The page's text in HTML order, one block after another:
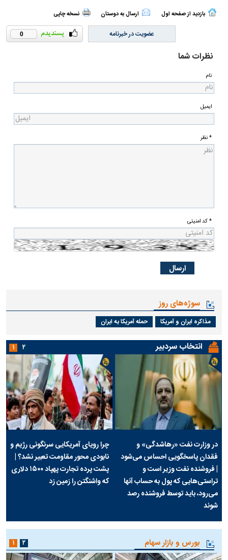
بازدید از صفحه اول ارسال به دوستان نسخه چاپی
0 عضویت در خبرنامه
نظرات شما
نام
ایمیل
* نظر
* کد امنیتی
سوژه‌های روز
مذاکره ایران و آمریکا حمله آمریکا به ایران
انتخاب سردبیر
در وزارت نفت «رهاشدگی» و
فقدان پاسخگویی احساس می‌شود
| فروشنده نفت وزیر است و
تراستی‌هایی که پول به حساب آنها
می‌رود، باید توسط فروشنده رصد
شوند
چرا رویای آمریکایی سرنگونی رژیم و
نابودی محور مقاومت تعبیر نشد؟ |
پشت پرده تجارت پهپاد‌ ۱۵۰۰ دلاری
که واشنگتن را زمین زد
۱ ۲
بورس و بازار سهام ۱ ۲